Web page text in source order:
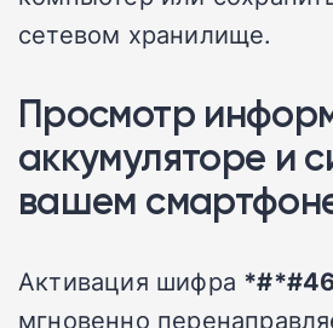
сетевом хранилище.
Просмотр
аккумуляторе и
вашем
Активация шифра
мгновенно